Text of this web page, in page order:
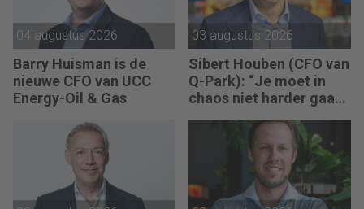
04 augustus 2026
Barry Huisman is de
nieuwe CFO van UCC
Energy-Oil & Gas
03 augustus 2026
Sibert Houben (CFO van
Q-Park): “Je moet in
chaos niet harder gaan
naar de fundamenten.”